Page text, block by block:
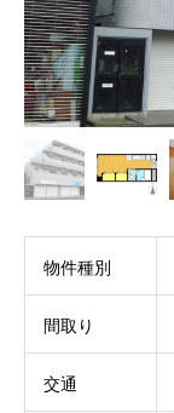
物件種別
間取り
交通